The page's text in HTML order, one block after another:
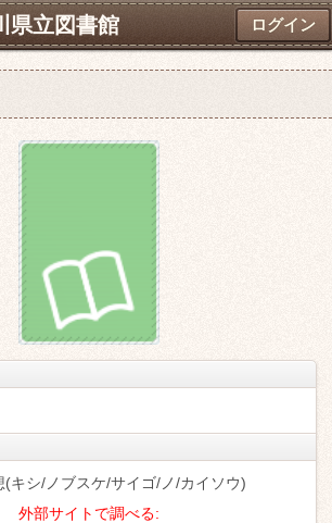
県立図書館 ログイン
(キシ/ノブスケ/サイゴ/ノ/カイソウ)
外部サイトで調べる: